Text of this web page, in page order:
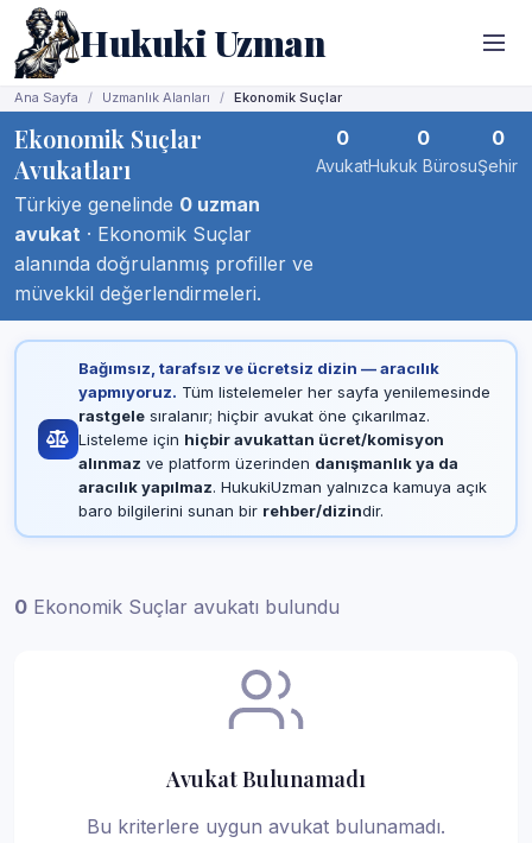
Hukuki Uzman
Ana Sayfa Uzmanlık Alanları Ekonomik Suçlar
Ekonomik Suçlar
Avukatları
Türkiye genelinde 0 uzman
avukat · Ekonomik Suçlar
alanında doğrulanmış profiller ve
müvekkil değerlendirmeleri.
0
Avukat
0
Hukuk Bürosu
0
Şehir
Bağımsız, tarafsız ve ücretsiz dizin — aracılık
yapmıyoruz. Tüm listelemeler her sayfa yenilemesinde
rastgelesıralanır; hiçbir avukat öne çıkarılmaz.
Listeleme için hiçbir avukattan ücret/komisyon
alınmaz ve platform üzerinden danışmanlık ya da
aracılık yapılmaz. HukukiUzman yalnızca kamuya açık
baro bilgilerini sunan bir rehber/dizindir.
0 Ekonomik Suçlar avukatı bulundu
Avukat Bulunamadı
Bu kriterlere uygun avukat bulunamadı.